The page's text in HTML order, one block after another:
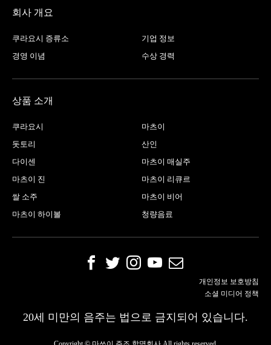
회사 개요
쿠라요시 증류소
기업 정보
경영 이념
수상 경력
상품 소개
쿠라요시
마츠이
돗토리
산인
다이센
마츠이 매실주
마츠이 진
마츠이 리큐르
쌀 소주
마츠이 비어
마츠이 하이볼
청량음료
개인정보 보호방침
소셜 미디어 정책
20세 미만의 음주는 법으로 금지되어 있습니다.